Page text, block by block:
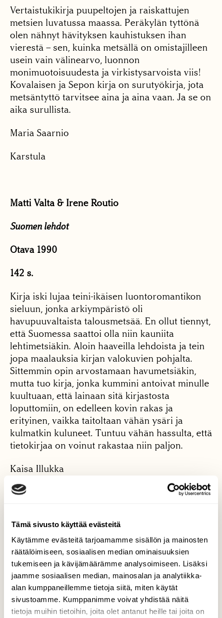
Tämä sivusto käyttää evästeitä
Käytämme evästeitä tarjoamamme sisällön ja mainosten
räätälöimiseen, sosiaalisen median ominaisuuksien
tukemiseen ja kävijämäärämme analysoimiseen. Lisäksi
jaamme sosiaalisen median, mainosalan ja analytiikka-
alan kumppaneillemme tietoja siitä, miten käytät
sivustoamme. Kumppanimme voivat yhdistää näitä
tietoja muihin tietoihin, joita olet antanut heille tai joita on
Vertaistukikirja puupeltojen ja raiskattujen
metsien luvatussa maassa. Peräkylän tyttönä
olen nähnyt hävityksen kauhistuksen ihan
vierestä – sen, kuinka metsällä on omistajilleen
usein vain välinearvo, luonnon
monimuotoisuudesta ja virkistysarvoista viis!
Kovalaisen ja Sepon kirja on surutyökirja, jota
metsäntyttö tarvitsee aina ja aina vaan. Ja se on
aika surullista.
Maria Saarnio
Karstula
Matti Valta & Irene Routio
Suomen lehdot
Otava 1990
142 s.
Kirja iski lujaa teini-ikäisen luontoromantikon
sieluun, jonka arkiympäristö oli
havupuuvaltaista talousmetsää. En ollut tiennyt,
että Suomessa saattoi olla niin kauniita
lehtimetsiäkin. Aloin haaveilla lehdoista ja tein
jopa maalauksia kirjan valokuvien pohjalta.
Sittemmin opin arvostamaan havumetsiäkin,
mutta tuo kirja, jonka kummini antoivat minulle
kuultuaan, että lainaan sitä kirjastosta
loputtomiin, on edelleen kovin rakas ja
erityinen, vaikka taitoltaan vähän ysäri ja
kulmatkin kuluneet. Tuntuu vähän hassulta, että
tietokirjaa on voinut rakastaa niin paljon.
Kaisa Illukka
Linnean luontokirja
Otava 1983
61 s.
Tämä kirja oli ensimmäisiä omistamiani kirjoja